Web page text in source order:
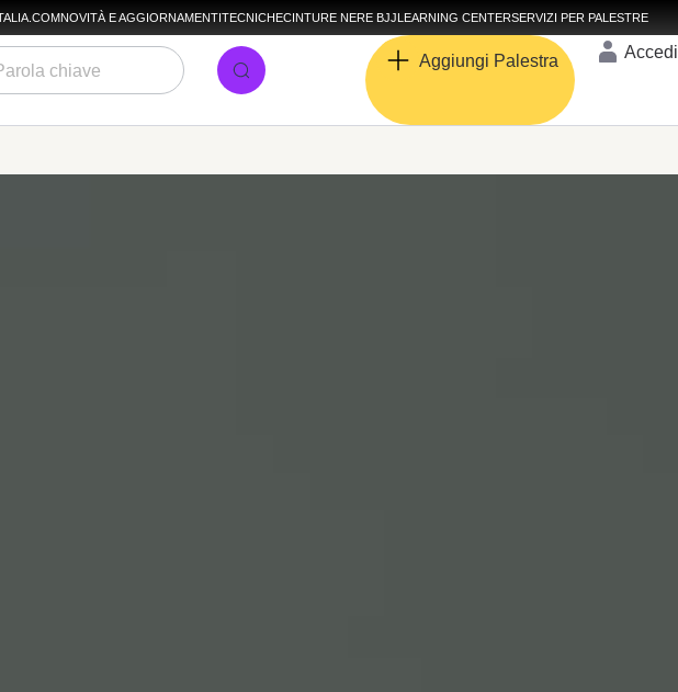
NOVITÀ E AGGIORNAMENTITECNICHECINTURE NERE BJJLEARNING CENTERSERVIZI PER PALESTRE
Aggiungi Palestra Accedi